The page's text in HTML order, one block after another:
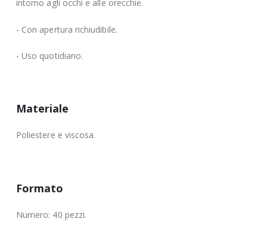
intorno agli occhi e alle orecchie.
- Con apertura richiudibile.
- Uso quotidiano.
Materiale
Poliestere e viscosa.
Formato
Numero: 40 pezzi.